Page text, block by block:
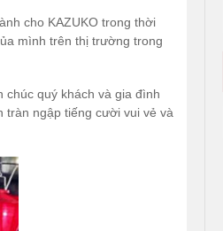
cho KAZUKO trong thời
mình trên thị trường trong
quý khách và gia đình
tràn ngập tiếng cười vui vẻ và